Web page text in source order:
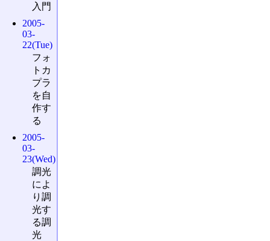
入門
2005-
03-
22(Tue)
フォ
トカ
プラ
を自
作す
る
2005-
03-
23(Wed)
調光
によ
り調
光す
る調
光